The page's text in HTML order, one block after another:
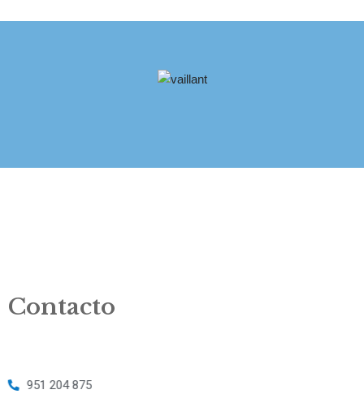
Contacto
951 204 875